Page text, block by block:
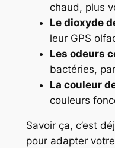
chaud, plus
Le dioxyde
leur GPS
Les odeurs
bactéries,
La couleur
couleurs
Savoir ça, c’est
pour adapter